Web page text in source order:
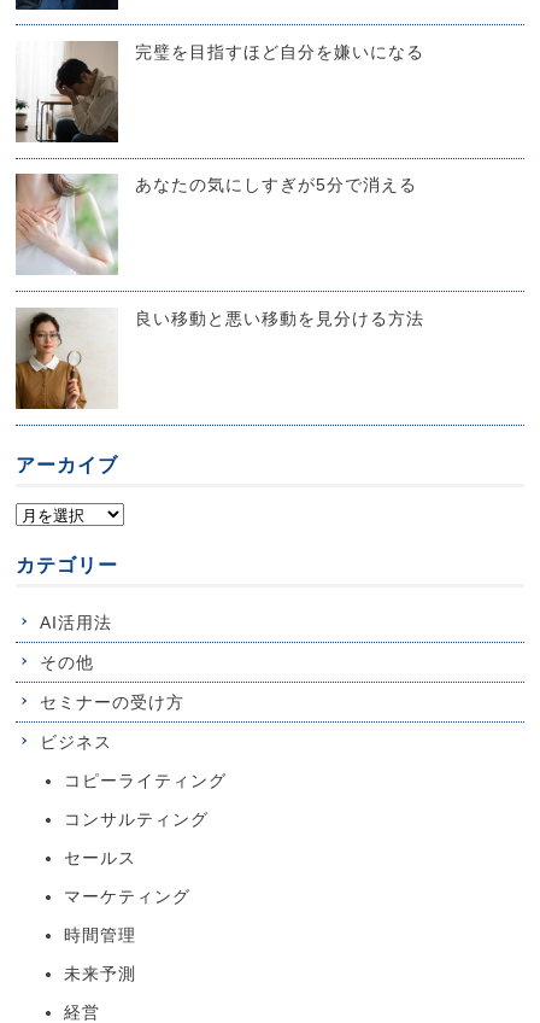
完璧を目指すほど自分を嫌いになる
あなたの気にしすぎが5分で消える
良い移動と悪い移動を見分ける方法
アーカイブ
カテゴリー
AI活用法
その他
セミナーの受け方
ビジネス
コピーライティング
コンサルティング
セールス
マーケティング
時間管理
未来予測
経営